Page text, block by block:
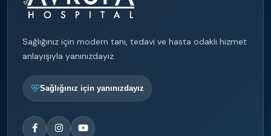
Sağlığınız için modern tanı, tedavi ve hasta odaklı hizmet
anlayışıyla yanınızdayız.
Sağlığınız için yanınızdayız